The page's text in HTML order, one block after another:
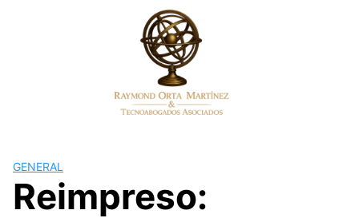
GENERAL
Reimpreso: